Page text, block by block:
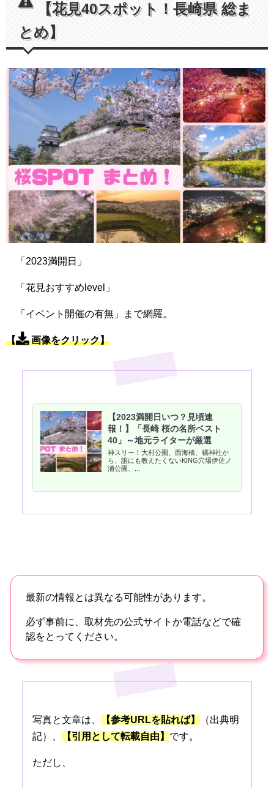
【花見40スポット！長崎県 総ま
とめ】
「2023満開日」
「花見おすすめlevel」
「イベント開催の有無」まで網羅。
【 画像をクリック】
【2023満開日いつ？見頃速
報！】「長崎 桜の名所ベスト
40」～地元ライターが厳選
神スリー！大村公園、西海橋、橘神社か
ら、誰にも教えたくないKING穴場伊佐ノ
浦公園、...
最新の情報とは異なる可能性があります。
必ず事前に、取材先の公式サイトか電話などで確
認をとってください。
写真と文章は、 【参考URLを貼れば】
（出典明
記）、
【引用として転載自由】 です。
ただし、